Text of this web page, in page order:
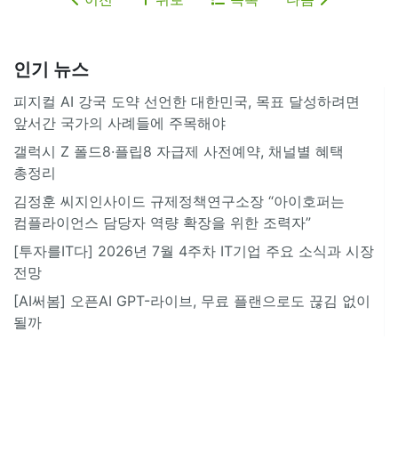
인기 뉴스
피지컬 AI 강국 도약 선언한 대한민국, 목표 달성하려면
앞서간 국가의 사례들에 주목해야
갤럭시 Z 폴드8·플립8 자급제 사전예약, 채널별 혜택
총정리
김정훈 씨지인사이드 규제정책연구소장 “아이호퍼는
컴플라이언스 담당자 역량 확장을 위한 조력자”
[투자를IT다] 2026년 7월 4주차 IT기업 주요 소식과 시장
전망
[AI써봄] 오픈AI GPT-라이브, 무료 플랜으로도 끊김 없이
될까